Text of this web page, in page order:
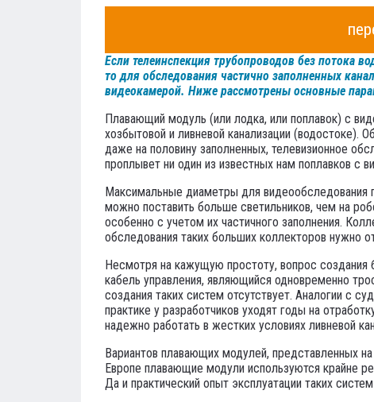
Если телеинспекция трубопроводов без потока
то для обследования частично заполненных
видеокамерой. Ниже рассмотрены основные
Плавающий модуль (или лодка, или поплавок) с
хозбытовой и ливневой канализации
даже на половину заполненных, телевизионное
проплывет ни один из известных нам поплавков с
Максимальные диаметры для видеообследования
можно поставить больше светильников, чем на
особенно с учетом их частичного заполнения.
обследования таких больших коллекторов нужно
Несмотря на кажущую простоту, вопрос
кабель управления, являющийся одновременно
создания таких систем отсутствует. Аналогии с
практике у разработчиков уходят годы на
надежно работать в жестких условиях ливневой
Вариантов плавающих модулей, представленных
Европе плавающие модули используются крайне
Да и практический опыт эксплуатации таких